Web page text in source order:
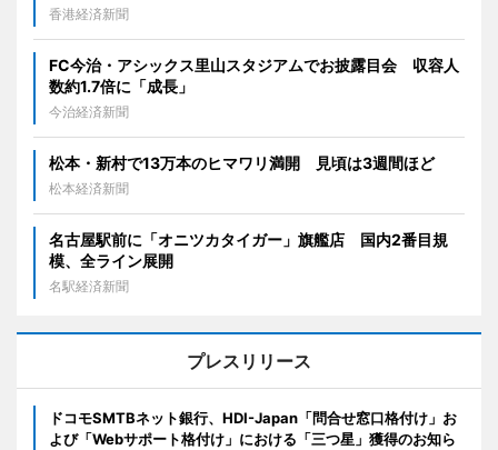
香港経済新聞
FC今治・アシックス里山スタジアムでお披露目会 収容人
数約1.7倍に「成長」
今治経済新聞
松本・新村で13万本のヒマワリ満開 見頃は3週間ほど
松本経済新聞
名古屋駅前に「オニツカタイガー」旗艦店 国内2番目規
模、全ライン展開
名駅経済新聞
プレスリリース
ドコモSMTBネット銀行、HDI-Japan「問合せ窓口格付け」お
よび「Webサポート格付け」における「三つ星」獲得のお知ら